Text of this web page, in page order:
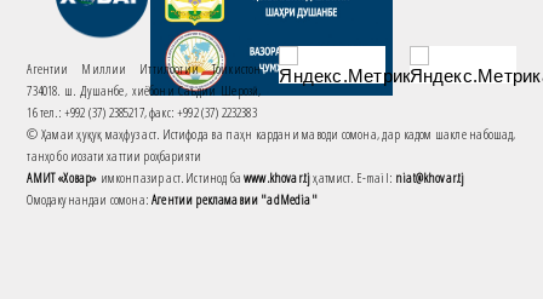
Агентии Миллии Иттилоотии Тоҷикистон
734018. ш. Душанбе, хиёбони Саъдии Шерозӣ,
16 тел.: +992 (37) 2385217, факс: +992 (37) 2232383
© Ҳамаи ҳуқуқ маҳфуз аст. Истифода ва паҳн кардани маводи сомона, дар кадом шакле набошад,
танҳо бо иҷозати хаттии роҳбарияти
АМИТ «Ховар» имконпазир аст. Истинод баwww.khovar.tjҳатмист. E-mail: niat@khovar.tj
Омодакунандаи сомона:Агентии рекламавии "adMedia"